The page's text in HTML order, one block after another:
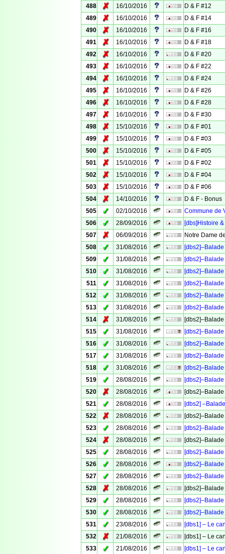
488
✗ 16/10/2016
D & F #12
489
✗ 16/10/2016
D & F #14
490
✗ 16/10/2016
D & F #16
491
✗ 16/10/2016
D & F #18
492
✗ 16/10/2016
D & F #20
493
✗ 16/10/2016
D & F #22
494
✗ 16/10/2016
D & F #24
495
✗ 16/10/2016
D & F #26
496
✗ 16/10/2016
D & F #28
497
✗ 16/10/2016
D & F #30
498
✗ 15/10/2016
D & F #01
499
✗ 15/10/2016
D & F #03
500
✗ 15/10/2016
D & F #05
501
✗ 15/10/2016
D & F #02
502
✗ 15/10/2016
D & F #04
503
✗ 15/10/2016
D & F #06
504
✗ 14/10/2016
D & F - Bonus
505
✓ 02/10/2016
Commune de
506
✓ 28/09/2016
[dbs]Histoire
507
✗ 06/09/2016
Notre Dame
508
✓ 31/08/2016
509
✓ 31/08/2016
510
✓ 31/08/2016
511
✓ 31/08/2016
512
✓ 31/08/2016
513
✓ 31/08/2016
514
✗ 31/08/2016
515
✓ 31/08/2016
516
✓ 31/08/2016
517
✓ 31/08/2016
518
✓ 31/08/2016
519
✓ 28/08/2016
520
✗ 28/08/2016
521
✓ 28/08/2016
[dbs2]
522
✗ 28/08/2016
523
✓ 28/08/2016
524
✗ 28/08/2016
525
✓ 28/08/2016
526
✓ 28/08/2016
527
✓ 28/08/2016
528
✗ 28/08/2016
529
✓ 28/08/2016
530
✓ 28/08/2016
531
✓ 23/08/2016
[dbs1] – Le
532
✗ 21/08/2016
[dbs1] – Le
533
✓ 21/08/2016
[dbs1] – Le